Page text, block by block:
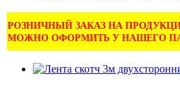
РОЗНИЧНЫЙ ЗАКАЗ НА
МОЖНО ОФОРМИТЬ У НАШЕГО